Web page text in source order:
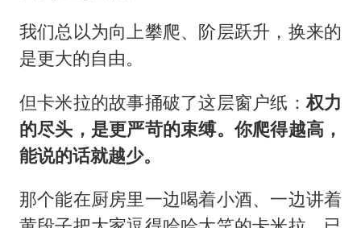
我们总以为向上攀爬、阶层跃升，换来的
是更大的自由。
但卡米拉的故事捅破了这层窗户纸：权力
的尽头，是更严苛的束缚。你爬得越高，
能说的话就越少。
那个能在厨房里一边喝着小酒、一边讲着